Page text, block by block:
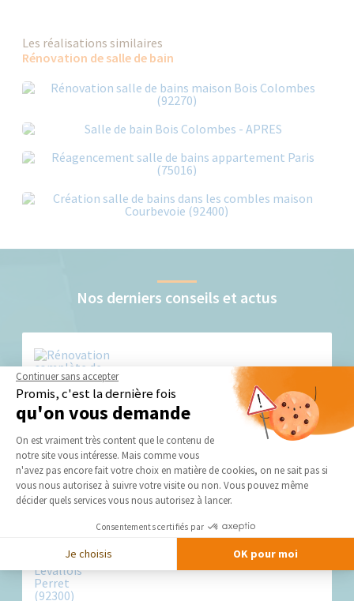
Les réalisations similaires
Rénovation de salle de bain
Nos derniers conseils et actus
Réussir la rénovation de votre salle de bains à
Courbevoie (92)
Continuer sans accepter
Promis, c'est la dernière fois
qu'on vous demande
Plateforme de Gestion du
On est vraiment très content que le contenu de
notre site vous intéresse. Mais comme vous
n'avez pas encore fait votre choix en matière de cookies, on ne sait pas si
vous nous autorisez à suivre votre visite ou non. Vous pouvez même
décider quels services vous nous autorisez à lancer.
Consentements certifiés par
Je choisis OK pour moi
Axeptio consent